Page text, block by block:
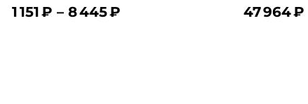
1 151₽ – 8 445₽ 47 964₽